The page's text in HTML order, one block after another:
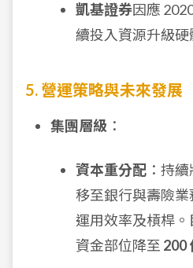
凱基證券因應
續投入資源升級硬
5. 營運策略與未來發展
集團層級 ：
資本重分配 ：持
移至銀行與壽險
運用效率及槓桿
資金部位降至 200